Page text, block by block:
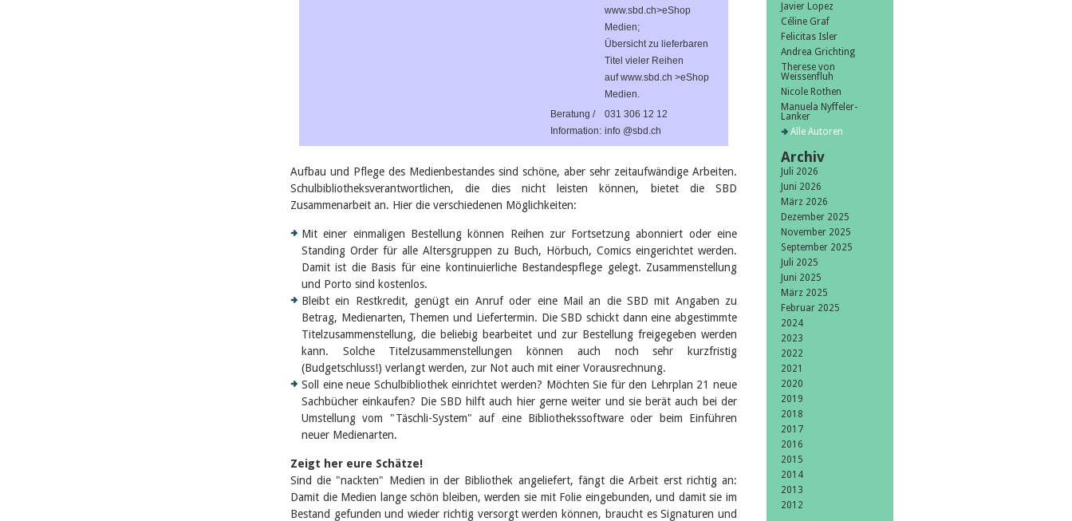
www.sbd.ch>eShop
Medien;
Übersicht zu lieferbaren
Titel vieler Reihen
auf www.sbd.ch >eShop
Medien.
Beratung /
Information:
031 306 12 12
info @sbd.ch
Aufbau und Pflege des Medienbestandes sind schöne, aber sehr zeitaufwändige Arbeiten.
Schulbibliotheksverantwortlichen, die dies nicht leisten können, bietet die SBD
Zusammenarbeit an. Hier die verschiedenen Möglichkeiten:
Mit einer einmaligen Bestellung können Reihen zur Fortsetzung abonniert oder eine
Standing Order für alle Altersgruppen zu Buch, Hörbuch, Comics eingerichtet werden.
Damit ist die Basis für eine kontinuierliche Bestandespflege gelegt. Zusammenstellung
und Porto sind kostenlos.
Bleibt ein Restkredit, genügt ein Anruf oder eine Mail an die SBD mit Angaben zu
Betrag, Medienarten, Themen und Liefertermin. Die SBD schickt dann eine abgestimmte
Titelzusammenstellung, die beliebig bearbeitet und zur Bestellung freigegeben werden
kann. Solche Titelzusammenstellungen können auch noch sehr kurzfristig
(Budgetschluss!) verlangt werden, zur Not auch mit einer Vorausrechnung.
Soll eine neue Schulbibliothek einrichtet werden? Möchten Sie für den Lehrplan 21 neue
Sachbücher einkaufen? Die SBD hilft auch hier gerne weiter und sie berät auch bei der
Umstellung vom "Täschli-System" auf eine Bibliothekssoftware oder beim Einführen
neuer Medienarten.
Zeigt her eure Schätze!
Sind die "nackten" Medien in der Bibliothek angeliefert, fängt die Arbeit erst richtig an:
Damit die Medien lange schön bleiben, werden sie mit Folie eingebunden, und damit sie im
Bestand gefunden und wieder richtig versorgt werden können, braucht es Signaturen und
Javier Lopez
Céline Graf
Felicitas Isler
Andrea Grichting
Therese von
Weissenfluh
Nicole Rothen
Manuela Nyffeler-
Lanker
Alle Autoren
Archiv
Juli 2026
Juni 2026
März 2026
Dezember 2025
November 2025
September 2025
Juli 2025
Juni 2025
März 2025
Februar 2025
2024
2023
2022
2021
2020
2019
2018
2017
2016
2015
2014
2013
2012